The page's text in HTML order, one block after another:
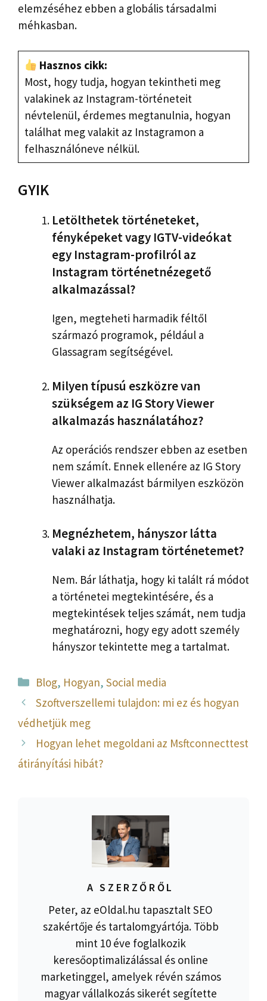
elemzéséhez ebben a globális társadalmi
méhkasban.
Hasznos cikk:
Most, hogy tudja, hogyan tekintheti meg
valakinek az Instagram-történeteit
névtelenül, érdemes megtanulnia, hogyan
találhat meg valakit az Instagramon a
felhasználóneve nélkül.
GYIK
Letölthetek történeteket,
fényképeket vagy IGTV-videókat
egy Instagram-profilról az
Instagram történetnézegető
alkalmazással?
Igen, megteheti harmadik féltől
származó programok, például a
Glassagram segítségével.
Milyen típusú eszközre van
szükségem az IG Story Viewer
alkalmazás használatához?
Az operációs rendszer ebben az esetben
nem számít. Ennek ellenére az IG Story
Viewer alkalmazást bármilyen eszközön
használhatja.
Megnézhetem, hányszor látta
valaki az Instagram történetemet?
Nem. Bár láthatja, hogy ki talált rá módot
a történetei megtekintésére, és a
megtekintések teljes számát, nem tudja
meghatározni, hogy egy adott személy
hányszor tekintette meg a tartalmat.
Kategória
Blog, Hogyan,Social media
Szoftverszellemi tulajdon: mi ez és hogyan
védhetjük meg
Hogyan lehet megoldani az Msftconnecttest
átirányítási hibát?
A SZERZŐRŐL
Peter, az eOldal.hu tapasztalt SEO
szakértője és tartalomgyártója. Több
mint 10 éve foglalkozik
keresőoptimalizálással és online
marketinggel, amelyek révén számos
magyar vállalkozás sikerét segítette